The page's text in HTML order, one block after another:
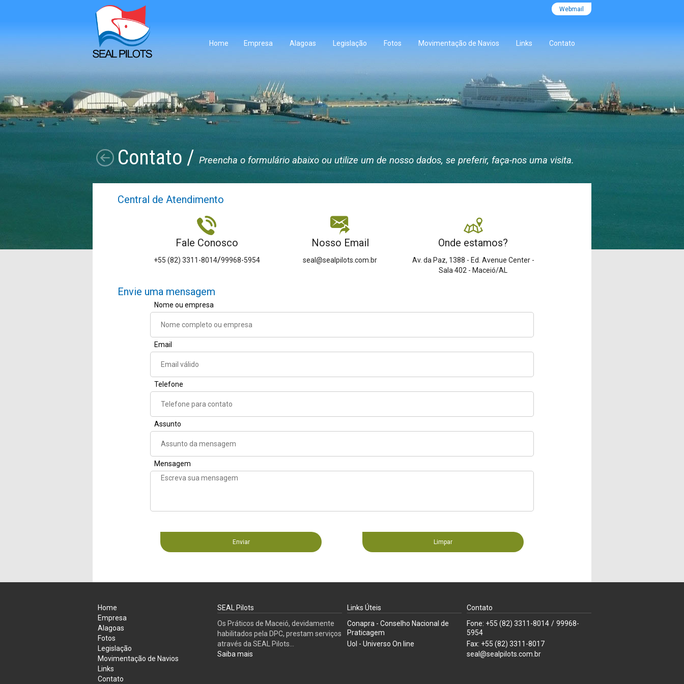
Webmail
Home Empresa Alagoas Legislação Fotos Movimentação de Navios Links Contato
Contato / Preencha o formulário abaixo ou utilize um de nosso dados, se preferir, faça-nos uma visita.
Central de Atendimento
Fale Conosco
+55 (82) 3311-8014/99968-5954
Nosso Email
seal@sealpilots.com.br
Onde estamos?
Av. da Paz, 1388 - Ed. Avenue Center -
Sala 402 - Maceió/AL
Envie uma mensagem
Nome ou empresa
Email
Telefone
Assunto
Mensagem
Enviar Limpar
Home
Empresa
Alagoas
Fotos
Legislação
Movimentação de Navios
Links
Contato
SEAL Pilots
Os Práticos de Maceió, devidamente
habilitados pela DPC, prestam serviços
através da SEAL Pilots...
Saiba mais
Links Úteis
Conapra - Conselho Nacional de
Praticagem
Uol - Universo On line
Contato
Fone: +55 (82) 3311-8014 / 99968-
5954
Fax: +55 (82) 3311-8017
seal@sealpilots.com.br